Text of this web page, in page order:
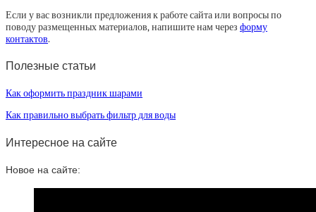
Если у вас возникли предложения к работе сайта или вопросы по
поводу размещенных материалов, напишите нам через форму
контактов.
Полезные статьи
Как оформить праздник шарами
Как правильно выбрать фильтр для воды
Интересное на сайте
Новое на сайте: